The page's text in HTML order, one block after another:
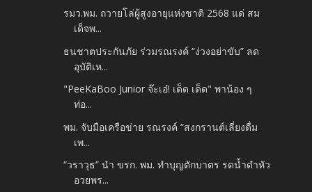
รมว.พม. ถวายโล่ผู้สูงอายุแห่งชาติ 2568 แด่ สม
เด็จพ...
ธนชาตประกันภัย ร่วมรณรงค์ “ง่วงอย่าขับ” ลด
อุบัติเห...
"PeeKaBoo Junior จ๊ะเอ๋! เด็ด เด็ด" พาน้อง ๆ
ท่อ...
พม. จับมือเครือข่าย รณรงค์ “สงกรานต์เลี่ยงดื่ม
เพ...
“วราวุธ” นำ ขรก. พม. ทำบุญตักบาตร รดน้ำดำหัว
อวยพร...